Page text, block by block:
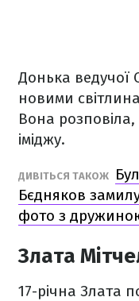
Донька ведучої
новими
Вона
іміджу.
ДИВІТЬСЯ ТАКОЖ
Бєдняков
фото з
Злата
17-річна Злата